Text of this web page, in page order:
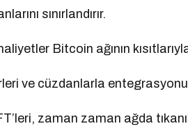
sınırlandırır.
Bitcoin ağının kısıtlarıyla
ve cüzdanlarla
zaman zaman ağda